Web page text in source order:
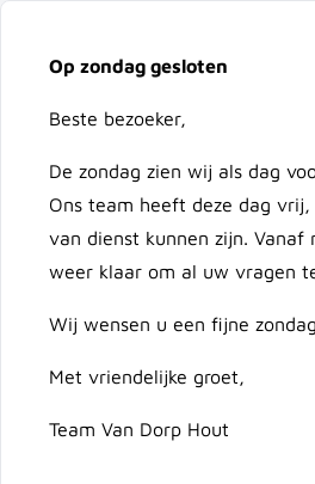
Op zondag gesloten
Beste bezoeker,
De zondag zien wij als dag
Ons team heeft deze dag
van dienst kunnen zijn. Vanaf
weer klaar om al uw vragen
Wij wensen u een fijne
Met vriendelijke groet,
Team Van Dorp Hout
Ga naar de inhoud
Doorzoek de hele winkel
Vuren
dekdeel